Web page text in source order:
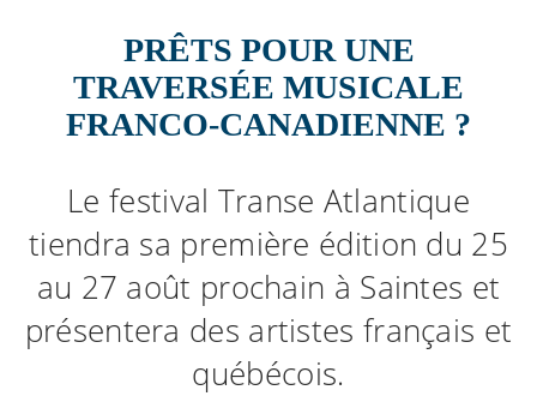
PRÊTS POUR UNE
TRAVERSÉE MUSICALE
FRANCO-CANADIENNE ?
Le festival Transe Atlantique
tiendra sa première édition du 25
au 27 août prochain à Saintes et
présentera des artistes français et
québécois.